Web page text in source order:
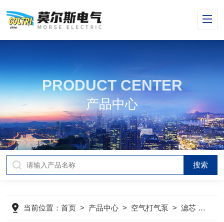
PRODUCT CENTER
产品中心
当前位置：首页 > 产品中心 > 空气打气泵 >滤芯